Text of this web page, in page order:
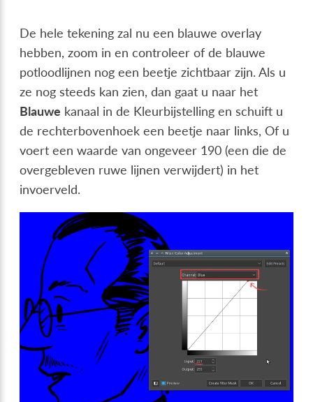
De hele tekening zal nu een blauwe overlay
hebben, zoom in en controleer of de blauwe
potloodlijnen nog een beetje zichtbaar zijn. Als u
ze nog steeds kan zien, dan gaat u naar het
Blauwe kanaal in de Kleurbijstelling en schuift u
de rechterbovenhoek een beetje naar links, Of u
voert een waarde van ongeveer 190 (een die de
overgebleven ruwe lijnen verwijdert) in het
invoerveld.